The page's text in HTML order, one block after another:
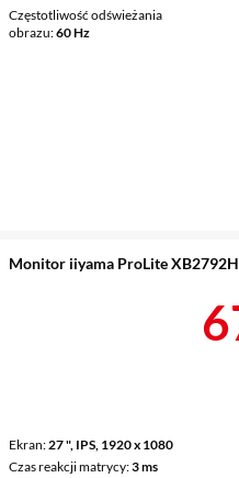
Częstotliwość odświeżania
obrazu 60 Hz
Monitor iiyama ProLite
Ekran 27 ", IPS, 1920 x 1080
Czas reakcji matrycy 3 ms